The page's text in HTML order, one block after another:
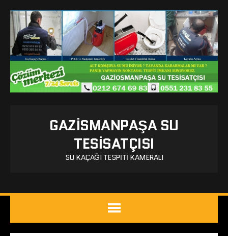
GAZISMANPAŞA SU
TESISATÇISI
SU KAÇAĞI TESPITI KAMERALI